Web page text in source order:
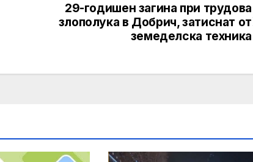
29-годишен загина при трудова
злополука в Добрич, затиснат от
земеделска техника